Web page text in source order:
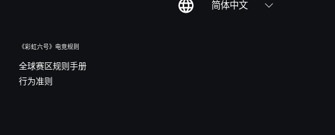
简体中文
《彩虹六号》电竞规则
全球赛区规则手册
行为准则